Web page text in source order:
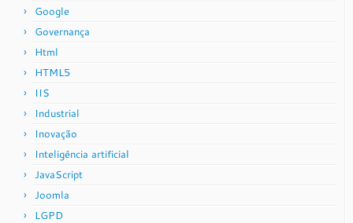
Google
Governança
Html
HTML5
IIS
Industrial
Inovação
Inteligência artificial
JavaScript
Joomla
LGPD